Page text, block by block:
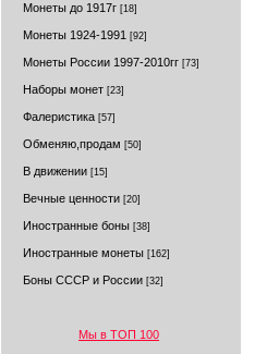
Монеты до 1917г [18]
Монеты 1924-1991 [92]
Монеты России 1997-2010гг [73]
Наборы монет [23]
Фалеристика [57]
Обменяю,продам [50]
В движении [15]
Вечные ценности [20]
Иностранные боны [38]
Иностранные монеты [162]
Боны СССР и России [32]
Мы в ТОП 100